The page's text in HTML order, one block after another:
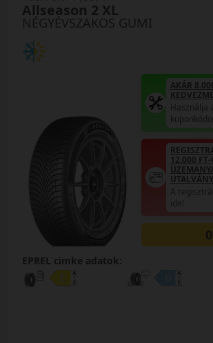
NÉGYÉVSZAKOS GUMI
Allseason 2 XL
AKÁR
Használja
12.000
A
ide!
EPREL cimke adatok: